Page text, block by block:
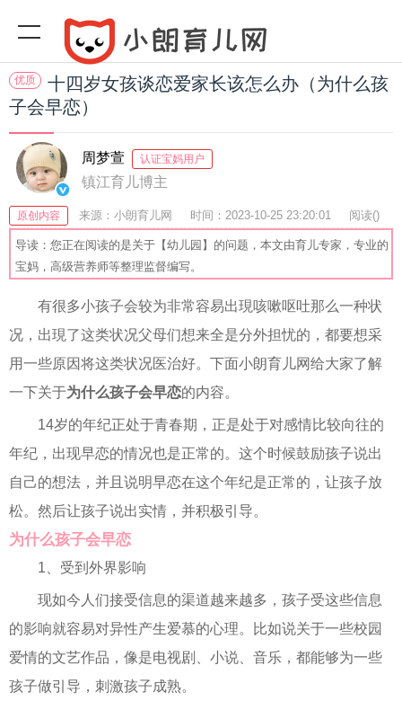
优质
十四岁女孩谈恋爱家长该怎么办（为什么孩
子会早恋）
周梦萱 认证宝妈用户
镇江育儿博主
原创内容 来源：小朗育儿网 时间：2023-10-25 23:20:01 阅读()
收藏：54 分享：65 爆
导读：您正在阅读的是关于【幼儿园】的问题，本文由育儿专家，专业的
宝妈，高级营养师等整理监督编写。
有很多小孩子会较为非常容易出現咳嗽呕吐那么一种状
况，出現了这类状况父母们想来全是分外担忧的，都要想采
用一些原因将这类状况医治好。下面小朗育儿网给大家了解
一下关于为什么孩子会早恋的内容。
14岁的年纪正处于青春期，正是处于对感情比较向往的
年纪，出现早恋的情况也是正常的。这个时候鼓励孩子说出
自己的想法，并且说明早恋在这个年纪是正常的，让孩子放
松。然后让孩子说出实情，并积极引导。
为什么孩子会早恋
1、受到外界影响
现如今人们接受信息的渠道越来越多，孩子受这些信息
的影响就容易对异性产生爱慕的心理。比如说关于一些校园
爱情的文艺作品，像是电视剧、小说、音乐，都能够为一些
孩子做引导，刺激孩子成熟。